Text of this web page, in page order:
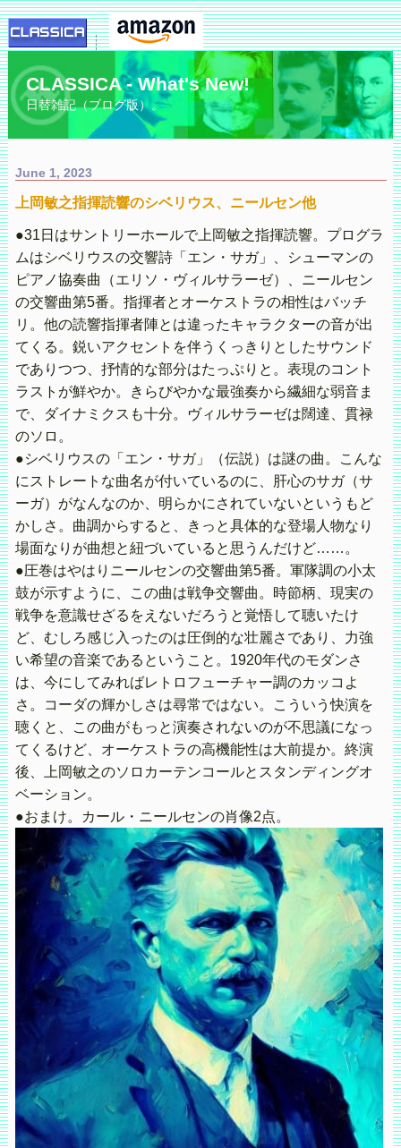
CLASSICA - What's New!
日替雑記（ブログ版）。
June 1, 2023
上岡敏之指揮読響のシベリウス、ニールセン他
●31日はサントリーホールで上岡敏之指揮読響。プログラ
ムはシベリウスの交響詩「エン・サガ」、シューマンの
ピアノ協奏曲（エリソ・ヴィルサラーゼ）、ニールセン
の交響曲第5番。指揮者とオーケストラの相性はバッチ
リ。他の読響指揮者陣とは違ったキャラクターの音が出
てくる。鋭いアクセントを伴うくっきりとしたサウンド
でありつつ、抒情的な部分はたっぷりと。表現のコント
ラストが鮮やか。きらびやかな最強奏から繊細な弱音ま
で、ダイナミクスも十分。ヴィルサラーゼは闊達、貫禄
のソロ。
●シベリウスの「エン・サガ」（伝説）は謎の曲。こんな
にストレートな曲名が付いているのに、肝心のサガ（サ
ーガ）がなんなのか、明らかにされていないというもど
かしさ。曲調からすると、きっと具体的な登場人物なり
場面なりが曲想と紐づいていると思うんだけど……。
●圧巻はやはりニールセンの交響曲第5番。軍隊調の小太
鼓が示すように、この曲は戦争交響曲。時節柄、現実の
戦争を意識せざるをえないだろうと覚悟して聴いたけ
ど、むしろ感じ入ったのは圧倒的な壮麗さであり、力強
い希望の音楽であるということ。1920年代のモダンさ
は、今にしてみればレトロフューチャー調のカッコよ
さ。コーダの輝かしさは尋常ではない。こういう快演を
聴くと、この曲がもっと演奏されないのが不思議になっ
てくるけど、オーケストラの高機能性は大前提か。終演
後、上岡敏之のソロカーテンコールとスタンディングオ
ベーション。
●おまけ。カール・ニールセンの肖像2点。